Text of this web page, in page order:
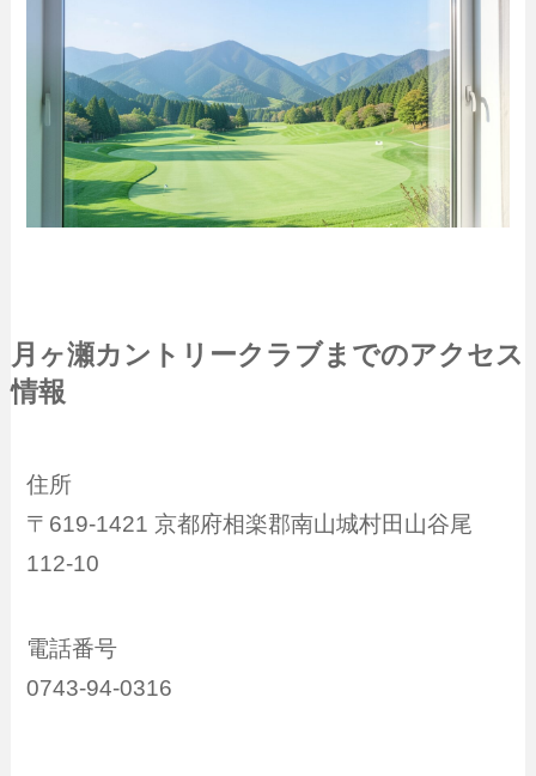
月ヶ瀬カントリークラブまでのアクセス
情報
住所
〒619-1421 京都府相楽郡南山城村田山谷尾
112-10
電話番号
0743-94-0316